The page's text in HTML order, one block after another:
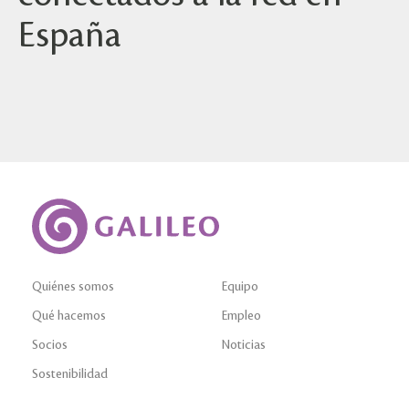
España
Quiénes somos
Qué hacemos
Socios
Sostenibilidad
Equipo
Empleo
Noticias